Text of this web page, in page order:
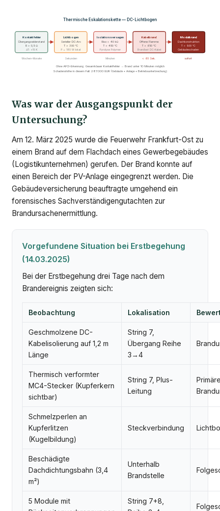
Thermische Eskalationskette — DC-Lichtbogen
Kontaktfehler
Übergangswiderstand
R > 0,5 Ω
ΔT: +15 K
Lichtbogen
Serieller DC-Arc
T > 300 °C
P = 180 W lokal
Isolationsversagen
Riso < 40 kΩ
T > 450 °C
Pyrolyse Polymer
Kabelbrand
Offene Flamme
T > 650 °C
Brandlast DC-Kabel
Modulbrand
Dachkonstruktion
T > 900 °C
Gebäudeschaden
Wochen–Monate Sekunden Minuten < 60 Sek. sofort
Ohne AFCI-Erkennung: Gesamtdauer Kontaktfehler → Brand unter 10 Minuten möglich
Schadenshöhe in diesem Fall: 287.000 EUR (Gebäude + Anlage + Betriebsunterbrechung)
Was war der Ausgangspunkt der
Untersuchung?
Am 12. März 2025 wurde die Feuerwehr Frankfurt-Ost zu
einem Brand auf dem Flachdach eines Gewerbegebäudes
(Logistikunternehmen) gerufen. Der Brand konnte auf
einen Bereich der PV-Anlage eingegrenzt werden. Die
Gebäudeversicherung beauftragte umgehend ein
forensisches Sachverständigengutachten zur
Brandursachenermittlung.
Vorgefundene Situation bei Erstbegehung
(14.03.2025)
Bei der Erstbegehung drei Tage nach dem
Brandereignis zeigten sich:
Beobachtung Lokalisation
Geschmolzene DC-
Kabelisolierung auf 1,2 m
Länge
String 7,
Übergang Reihe
3→4
Thermisch verformter
MC4-Stecker (Kupferkern
sichtbar)
String 7, Plus-
Leitung
Schmelzperlen an
Kupferlitzen
(Kugelbildung)
Steckverbindung
Beschädigte
Dachdichtungsbahn (3,4
m²)
Unterhalb
Brandstelle
5 Module mit
String 7+8,